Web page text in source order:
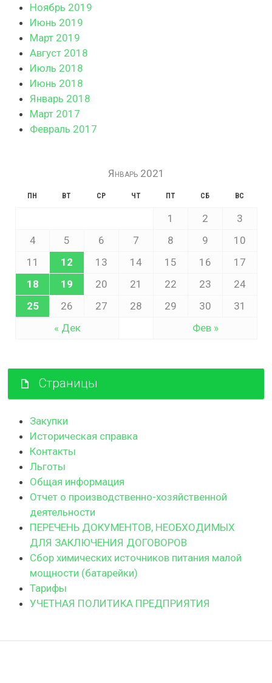
Ноябрь 2019
Июнь 2019
Март 2019
Август 2018
Июль 2018
Июнь 2018
Январь 2018
Март 2017
Февраль 2017
Январь 2021
ПН ВТ СР ЧТ ПТ СБ ВС
« Дек Фев »
1 2
3
4
5 6 7 8 9
10
11
12 13 14 15 16
17
18
19 20 21 22 23
24
25
26 27 28 29 30 31
Страницы
Закупки
Историческая справка
Контакты
Льготы
Общая информация
Отчет о производственно-хозяйственной
деятельности
ПЕРЕЧЕНЬ ДОКУМЕНТОВ, НЕОБХОДИМЫХ
ДЛЯ ЗАКЛЮЧЕНИЯ ДОГОВОРОВ
Сбор химических источников питания малой
мощности (батарейки)
Тарифы
УЧЕТНАЯ ПОЛИТИКА ПРЕДПРИЯТИЯ